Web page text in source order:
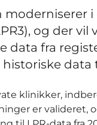
moderniserer
og der
data fra
data
klinikker,
er valideret,